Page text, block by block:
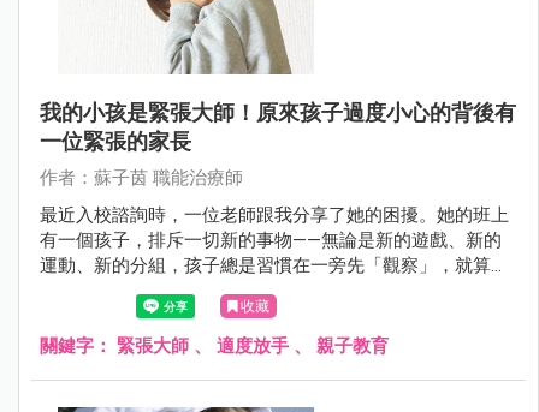
我的小孩是緊張大師！原來孩子過度小心的背後有
一位緊張的家長
作者：蘇子茵 職能治療師
最近入校諮詢時，一位老師跟我分享了她的困擾。她的班上
有一個孩子，排斥一切新的事物——無論是新的遊戲、新的
運動、新的分組，孩子總是習慣在一旁先「觀察」，就算老
師給孩子很多的鼓勵，孩子嘗試的意願還是很低。
收藏
關鍵字： 緊張大師 、 適度放手 、 親子教育